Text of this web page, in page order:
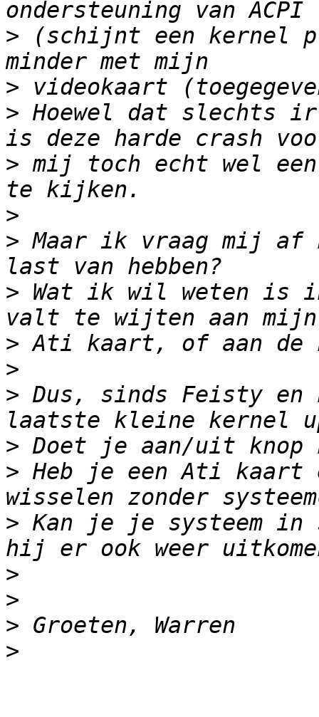
> (schijnt een kernel
>
> Hoewel dat slechts
> mij toch echt wel een
>
> Maar ik vraag mij af
> Wat ik wil weten is
>
>
> Dus, sinds Feisty
>
> Heb je een Ati kaart
> Kan je je systeem
>
>
>
>